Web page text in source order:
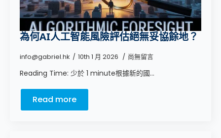
為何AI人工智能風險評估絕無妥協餘地？
info@gabriel.hk 10th 1 月 2026 尚無留言
Reading Time: 少於 1 minute根據新的國...
Read more